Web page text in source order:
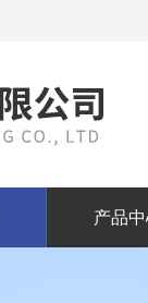
产品